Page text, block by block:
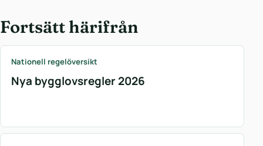
Fortsätt härifrån
Nationell regelöversikt
Nya bygglovsregler 2026